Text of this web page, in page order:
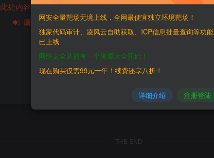
此处内容已隐藏，糖心会员可见
请登录后查看特权
THE END
网安全量靶场无境上线，全网最便宜独立环境靶场！
独家代码审计、凌风云自助获取、ICP信息批量查询等功能
已上线
网络安全从拥有一个资源大全开始！
现在购买仅需99元一年！续费还享八折！
详细介绍 注册登陆